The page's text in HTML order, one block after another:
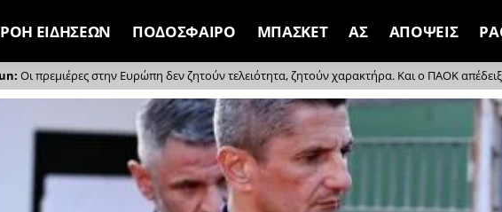
ΡΟΗ ΕΙΔΗΣΕΩΝ ΠΟΔΟΣΦΑΙΡΟ ΜΠΑΣΚΕΤ ΑΣ ΑΠΟΨΕΙΣ
Οι πρεμιέρες στην Ευρώπη δεν ζητούν τελειότητα, ζητούν χαρακτήρα. Και ο ΠΑΟΚ